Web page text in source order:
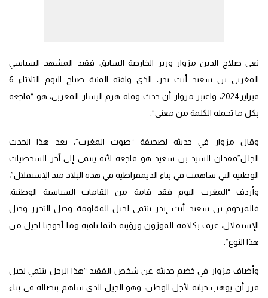
نعى صلاح الدين مزوار وزير الخارجية السابق، فقيد المشهد السياسي
المغربي بن سعيد أيت يدر، الذي وافته المنية صباح اليوم الثلاثاء 6
فبراير2024، واعتبر مزوار أن حدث وفاة هرم اليسار المغربي، هو “فاجعة
بكل ما تحمله الكلمة من معنى”.
وقال مزوار في حديثه لصحيفة “صوت المغرب”، بعد هذا الحدث
الجلل”فقدان السيد بن سعيد هو فاجعة لأنه ينتمي إلى آخر الشخصيات
الوطنية التي ساهمت في بناء الديمقراطية في هذه البلاد منذ الإستقلال”،
وأردف “المغرب اليوم فقد قامة من القامات السياسية الوطنية،
فالمرحوم بن سعيد أيت إيدر ينتمي لجيل المقاومة وجيل التحرر وجيل
الإستقلال، عرف بكلامه الموزون ورؤيته دائما ثاقبة وما أحوجنا لجيل من
هذا النوع”.
وأضاف مزوار في خضم حديثه عن شخص الفقيد “هذا الرجل ينتمي لجيل
قرر أن يوهب حياته لأجل الوطن، وهو الجيل الذي ساهم بنضاله في بناء